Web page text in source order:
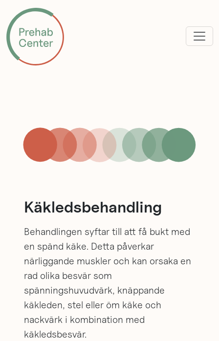
Käkledsbehandling
Behandlingen syftar till att få bukt med
en spänd käke. Detta påverkar
närliggande muskler och kan orsaka en
rad olika besvär som
spänningshuvudvärk, knäppande
käkleden, stel eller öm käke och
nackvärk i kombination med
käkledsbesvär.